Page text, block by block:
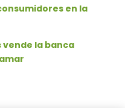
en la
la banca